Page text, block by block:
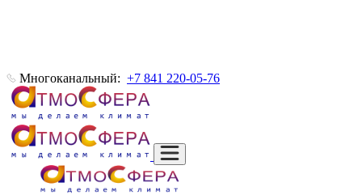
Многоканальный: +7 841 220-05-76